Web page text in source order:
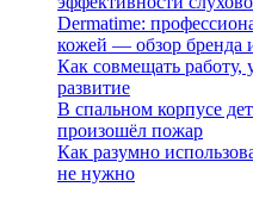
Dermatime:
кожей — обзор бренда
Как совмещать работу,
развитие
В спальном корпусе
произошёл пожар
Как разумно
не нужно